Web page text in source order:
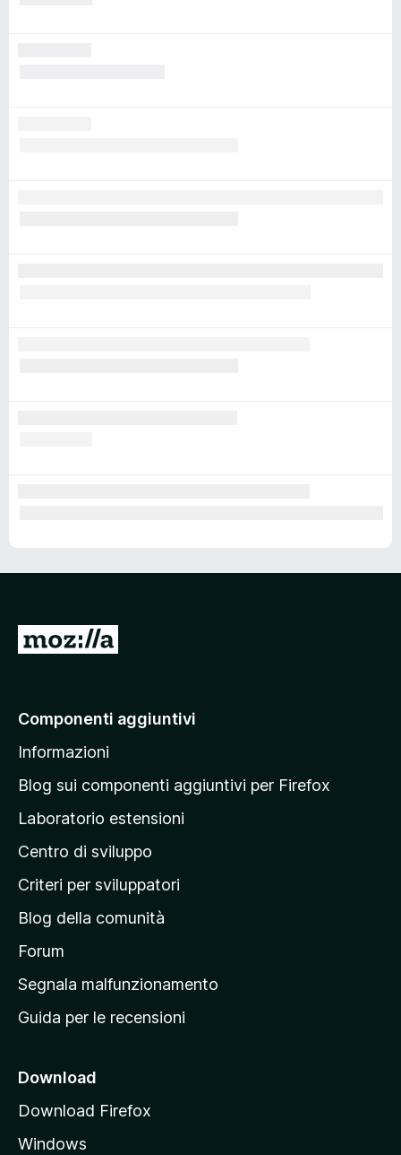
V
a
l
a
a
g
i
a
p
r
n
i
a
l
Componenti aggiuntivi
Informazioni
Blog sui componenti aggiuntivi per Firefox
Laboratorio estensioni
Centro di sviluppo
Criteri per sviluppatori
Blog della comunità
Forum
Segnala malfunzionamento
Guida per le recensioni
Download
Download Firefox
Windows